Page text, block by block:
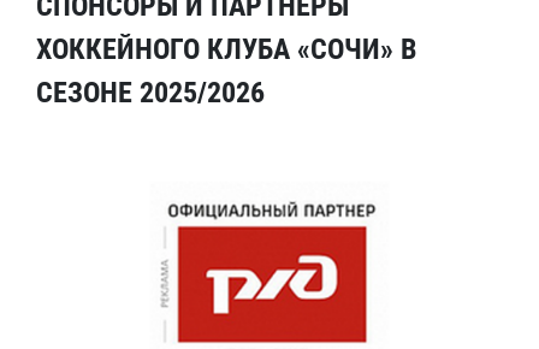
ХОККЕЙНОГО КЛУБА «СОЧИ» В
СЕЗОНЕ 2025/2026